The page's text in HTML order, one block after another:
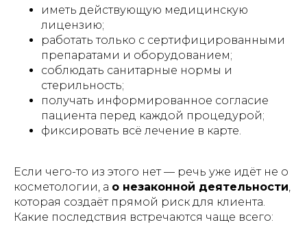
иметь действующую медицинскую
лицензию;
работать только с сертифицированными
препаратами и оборудованием;
соблюдать санитарные нормы и
стерильность;
получать информированное согласие
пациента перед каждой процедурой;
фиксировать всё лечение в карте.
Если чего-то из этого нет — речь уже идёт не о
косметологии, а о незаконной деятельности,
которая создаёт прямой риск для клиента.
Какие последствия встречаются чаще всего: